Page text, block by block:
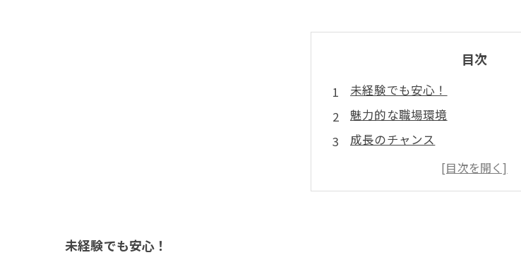
目次
未経験でも安心！
魅力的な職場環境
成長のチャンス
やりがいある仕事内容
未経験から手に職をつけよう！
未経験でも安心！